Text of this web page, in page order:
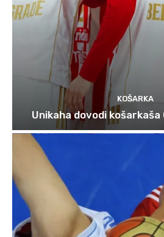
KOŠARKA
Unikaha dovodi